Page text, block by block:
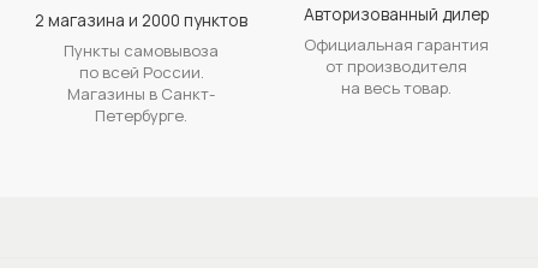
2 магазина и 2000 пунктов
Пункты самовывоза
по всей России.
Магазины в Санкт-
Петербурге.
Авторизованный дилер
Официальная гарантия
от производителя
на весь товар.